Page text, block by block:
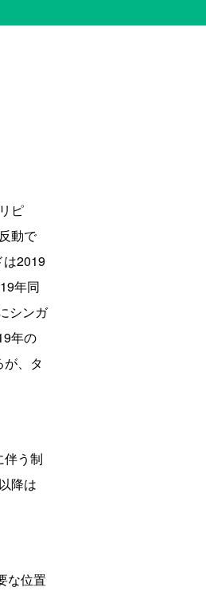
ピ
動で
は2019
年同
シンガ
年の
、タ
伴う制
降は
な位置